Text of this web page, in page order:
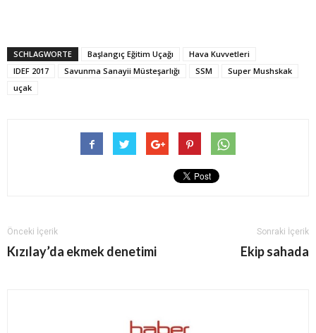
SCHLAGWORTE Başlangıç Eğitim Uçağı
Hava Kuvvetleri
IDEF 2017
Savunma Sanayii Müsteşarlığı SSM
Super Mushskak
uçak
Önceki İçerik
Kızılay’da ekmek denetimi
Sonraki İçerik
Ekip sahada